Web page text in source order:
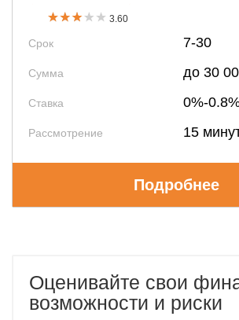
3.60
Срок 7-30
Сумма до 30
Ставка 0%-
Рассмотрение 15
Подробнее
Оценивайте свои
возможности и риски